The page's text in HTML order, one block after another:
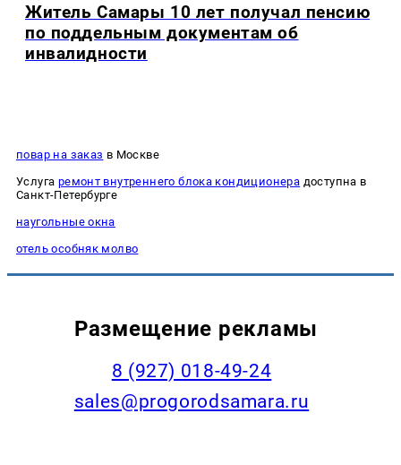
Житель Самары 10 лет получал пенсию
по поддельным документам об
инвалидности
повар на заказ в Москве
Услуга ремонт внутреннего блока кондиционера доступна в
Санкт-Петербурге
наугольные окна
отель особняк молво
Размещение рекламы
8 (927) 018-49-24
sales@progorodsamara.ru